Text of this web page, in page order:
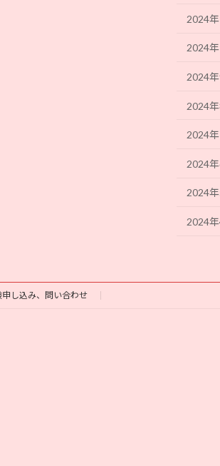
2024
2024
2024
2024
2024
2024
2024
2024
申し込み、問い合わせ